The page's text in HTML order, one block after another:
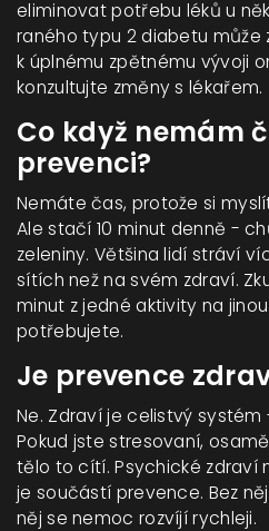
eliminovat potřebu léků u
raného typu 2 diabetu může
k úplnému zpětnému vývoji
konzultujte změny s lékařem.
Co když nemám
prevenci?
Nemáte čas, protože si
Ale stačí 10 minut denně -
zeleniny. Většina lidí stráví
sítích než na svém zdraví.
minut z jedné aktivity na
potřebujete.
Je prevence
Ne. Zdraví je celistvý systém
Pokud jste stresovaní,
tělo to cítí. Psychické zdraví
je součástí prevence. Bez
něj se nemoc rozvíjí rychleji.